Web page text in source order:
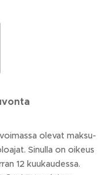
ole­vat mak­su­
Sinulla on oikeus
12 kuukaudessa.